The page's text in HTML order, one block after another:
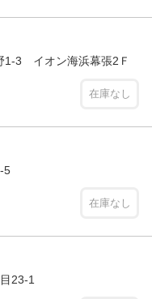
1-3 イオン海浜幕張2Ｆ
在庫なし
5
在庫なし
23-1